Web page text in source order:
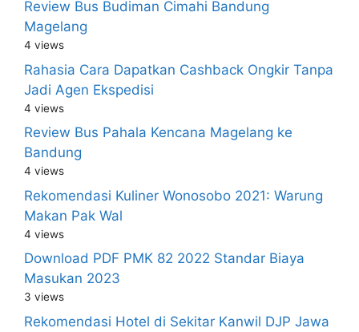
Review Bus Budiman Cimahi Bandung
Magelang
4 views
Rahasia Cara Dapatkan Cashback Ongkir Tanpa
Jadi Agen Ekspedisi
4 views
Review Bus Pahala Kencana Magelang ke
Bandung
4 views
Rekomendasi Kuliner Wonosobo 2021: Warung
Makan Pak Wal
4 views
Download PDF PMK 82 2022 Standar Biaya
Masukan 2023
3 views
Rekomendasi Hotel di Sekitar Kanwil DJP Jawa